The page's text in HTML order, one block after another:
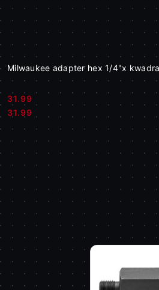
Milwaukee adapter hex 1/4"x
Cena:
31.99
Cena:
31.99